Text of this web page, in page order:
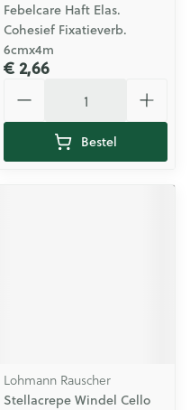
Febelcare Haft Elas.
Cohesief Fixatieverb.
6cmx4m
€ 2,66
Bestel
Lohmann Rauscher
Stellacrepe Windel Cello